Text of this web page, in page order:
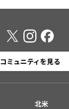
コミュニティを見る
北米